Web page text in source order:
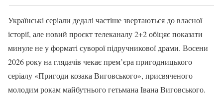
Українські серіали дедалі частіше звертаються до власної
історії, але новий проєкт телеканалу 2+2 обіцяє показати
минуле не у форматі суворої підручникової драми. Восени
2026 року на глядачів чекає прем’єра пригодницького
серіалу «Пригоди козака Виговського», присвяченого
молодим рокам майбутнього гетьмана Івана Виговського.